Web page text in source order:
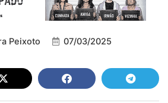
Peixoto 07/03/2025